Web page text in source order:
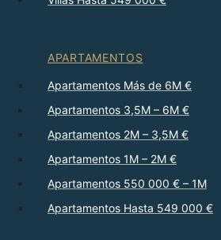
APARTAMENTOS
Apartamentos Más de 6M €
Apartamentos 3,5M – 6M €
Apartamentos 2M – 3,5M €
Apartamentos 1M – 2M €
Apartamentos 550 000 € – 1M
Apartamentos Hasta 549 000 €